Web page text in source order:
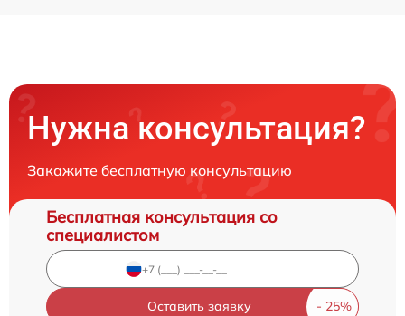
Нужна консультация?
Закажите бесплатную консультацию
Бесплатная консультация со
специалистом
Оставить заявку